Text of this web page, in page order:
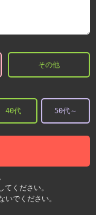
その他
40代 50代～
ください。
でください。